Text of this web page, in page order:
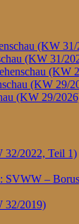
(KW
(KW 31/
(KW
(KW 29/
(KW 29/
32/2022, Teil 1)
SVWW –
32/2019)